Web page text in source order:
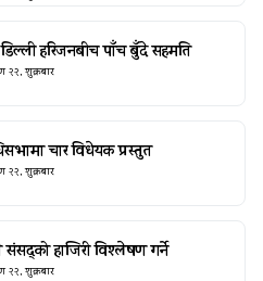
डिल्ली हरिजनबीच पाँच बुँदे सहमति
२२, शुक्रबार
चार विधेयक प्रस्तुत
२२, शुक्रबार
संसद्को हाजिरी विश्लेषण गर्ने
२२, शुक्रबार